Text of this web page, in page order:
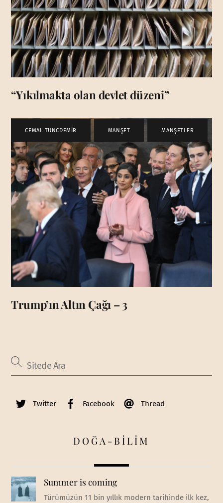
“Yıkılmakta olan devlet düzeni”
CEMAL TUNCDEMİR MANŞET MANŞETLER
Trump’ın Altın Çağı – 3
Twitter Facebook Thread
DOĞA-BİLİM
Summer is coming
Türümüzün 11 bin yıllık modern tarihinde ilk kez,